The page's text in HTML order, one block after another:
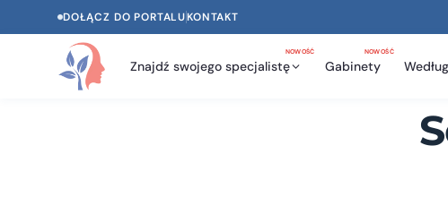
DOŁĄCZ DO PORTALUKONTAKT
Znajdź swojego specjalistę
NOWOŚĆ
Gabinety
NOWOŚĆ